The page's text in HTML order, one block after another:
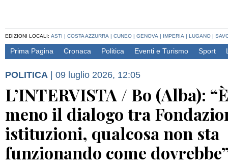
EDIZIONI LOCALI: ASTI | COSTA AZZURRA | CUNEO | GENOVA | IMPERIA | LUGANO |
Prima Pagina Cronaca Politica Eventi e Turismo Sport
POLITICA | 09 luglio 2026, 12:05
L’INTERVISTA / Bo (Alba):
meno il dialogo tra
istituzioni, qualcosa non sta
funzionando come